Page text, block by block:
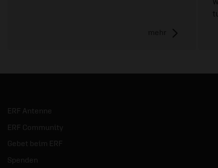
mehr
ERF Antenne
ERF Community
Gebet beim ERF
Spenden